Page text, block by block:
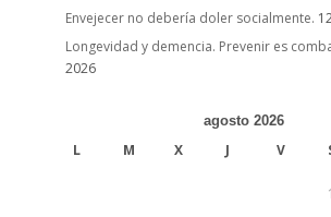
Envejecer no debería doler socialmente.
Longevidad y demencia. Prevenir es
2026
agosto 2026
L M X J V
1